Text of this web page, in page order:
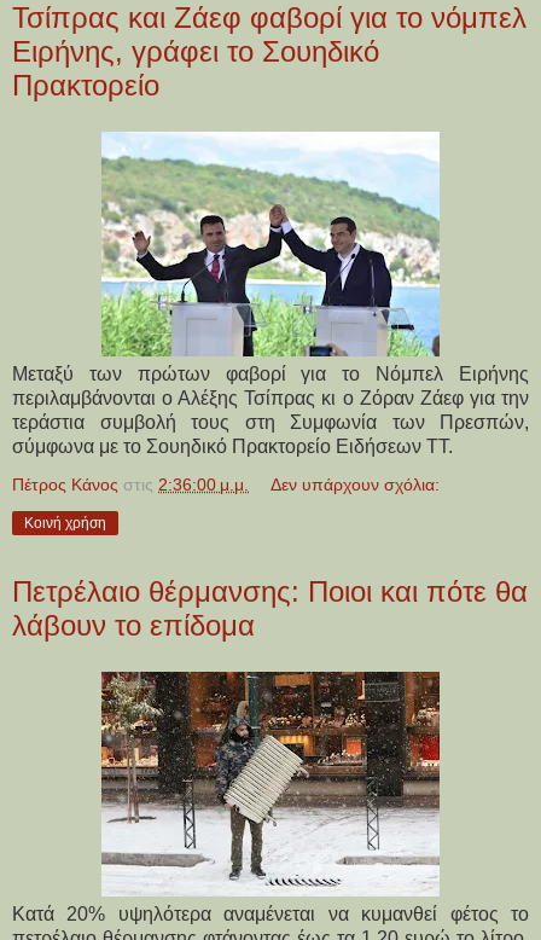
Τσίπρας και Ζάεφ φαβορί για το νόμπελ
Ειρήνης, γράφει το Σουηδικό
Πρακτορείο
Μεταξύ των πρώτων φαβορί για το Νόμπελ Ειρήνης
περιλαμβάνονται ο Αλέξης Τσίπρας κι ο Ζόραν Ζάεφ για την
τεράστια συμβολή τους στη Συμφωνία των Πρεσπών,
σύμφωνα με το Σουηδικό Πρακτορείο Ειδήσεων ΤΤ.
Πέτρος Κάνος στις 2:36:00 μ.μ. Δεν υπάρχουν σχόλια:
Κοινή χρήση
Πετρέλαιο θέρμανσης: Ποιοι και πότε θα
λάβουν το επίδομα
Κατά 20% υψηλότερα αναμένεται να κυμανθεί φέτος το